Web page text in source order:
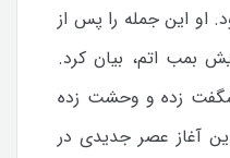
این جمله را پس از
بمب اتم، بیان کرد.
شگفت زده و وحشت زده
آغاز عصر جدیدی در